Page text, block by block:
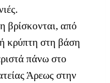
βρίσκονται, από
κρύπτη στη βάση
πάνω στο
Άρεως στην